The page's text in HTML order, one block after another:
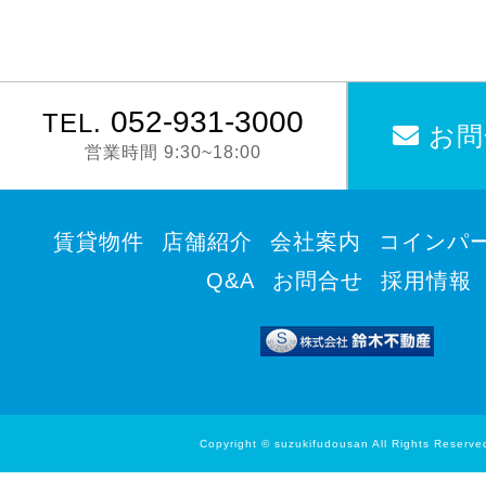
TEL. 052-931-3000
営業時間 9:30~18:00
お
賃貸物件 店舗紹介 会社案内
コインパ
Q&A
お問合せ 採用情報
Copyright © suzukifudousan All Rights